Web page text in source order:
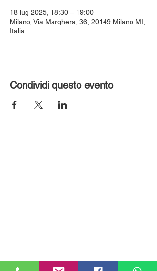
18 lug 2025, 18:30 – 19:00
Milano, Via Marghera, 36, 20149 Milano MI,
Italia
Condividi questo evento